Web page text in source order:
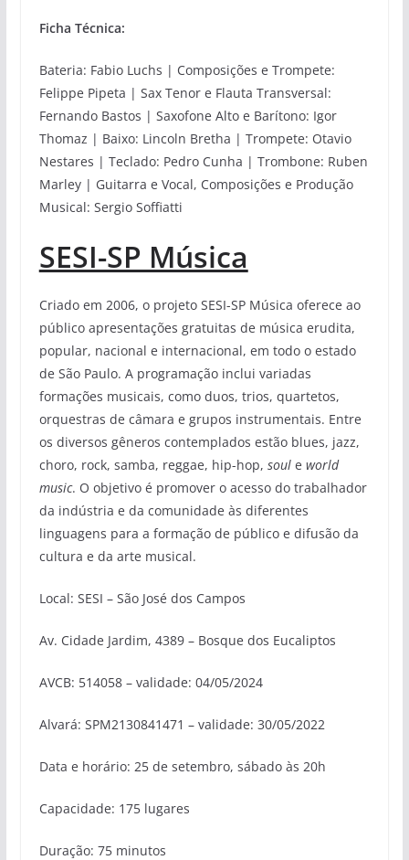
Ficha Técnica:
Bateria: Fabio Luchs | Composições e Trompete:
Felippe Pipeta | Sax Tenor e Flauta Transversal:
Fernando Bastos | Saxofone Alto e Barítono: Igor
Thomaz | Baixo: Lincoln Bretha | Trompete: Otavio
Nestares | Teclado: Pedro Cunha | Trombone: Ruben
Marley | Guitarra e Vocal, Composições e Produção
Musical: Sergio Soffiatti
SESI-SP Música
Criado em 2006, o projeto SESI-SP Música oferece ao
público apresentações gratuitas de música erudita,
popular, nacional e internacional, em todo o estado
de São Paulo. A programação inclui variadas
formações musicais, como duos, trios, quartetos,
orquestras de câmara e grupos instrumentais. Entre
os diversos gêneros contemplados estão blues, jazz,
choro, rock, samba, reggae, hip-hop, soule world
music. O objetivo é promover o acesso do trabalhador
da indústria e da comunidade às diferentes
linguagens para a formação de público e difusão da
cultura e da arte musical.
Local: SESI – São José dos Campos
Av. Cidade Jardim, 4389 – Bosque dos Eucaliptos
AVCB: 514058 – validade: 04/05/2024
Alvará: SPM2130841471 – validade: 30/05/2022
Data e horário: 25 de setembro, sábado às 20h
Capacidade: 175 lugares
Duração: 75 minutos